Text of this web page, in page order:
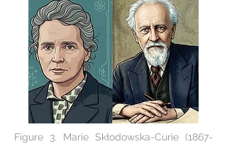
Figure 3. Marie Skłodowska-Curie (1867-